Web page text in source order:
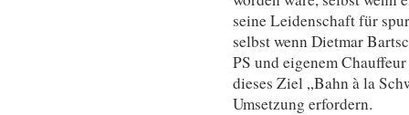
seine Leidenschaft für
selbst wenn Dietmar
PS und eigenem
dieses Ziel „Bahn à la
Umsetzung erfordern.